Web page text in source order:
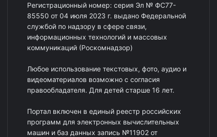
Регистрационный номер: серия Эл № ФС77-
85550 от 04 июля 2023 г. выдано Федеральной
службой по надзору в сфере связи,
информационных технологий и массовых
коммуникаций (Роскомнадзор)
Любое использование текстовых, фото, аудио и
видеоматериалов возможно с согласия
правообладателя. Для детей старше 16 лет.
Портал включен в единый реестр российских
программ для электронных вычислительных
машин и баз данных запись №11902 от